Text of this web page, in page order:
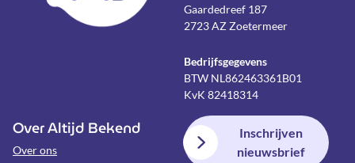
Gaardedreef 187
2723 AZ Zoetermeer
Bedrijfsgegevens
BTW NL862463361B01
KvK 82418314
Over Altijd Bekend
Over ons
Inschrijven
nieuwsbrief